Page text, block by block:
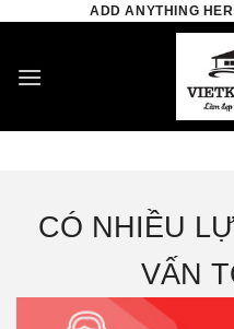
content
ADD ANYTHING
Chưa có sản
QUAY TRỞ
CÓ NHIỀU
VẤN